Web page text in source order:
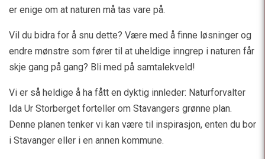
er enige om at naturen må tas vare på.
Vil du bidra for å snu dette? Være med å finne løsninger og
endre mønstre som fører til at uheldige inngrep i naturen får
skje gang på gang? Bli med på samtalekveld!
Vi er så heldige å ha fått en dyktig innleder: Naturforvalter
Ida Ur Storberget forteller om Stavangers grønne plan.
Denne planen tenker vi kan være til inspirasjon, enten du bor
i Stavanger eller i en annen kommune.